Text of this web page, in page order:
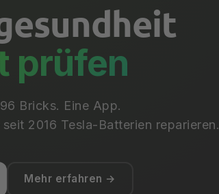
prüfen
Bricks. Eine App.
2016 Tesla-Batterien reparieren.
Mehr erfahren →